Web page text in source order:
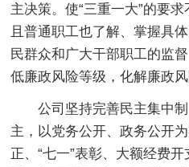
主决策。使“三重一大”的要
且普通职工也了解、掌握具
民群众和广大干部职工的监
低廉政风险等级，化解廉政风
公司坚持完善民主集中
主，以党务公开、政务公开
正、“七一”表彰、大额经费